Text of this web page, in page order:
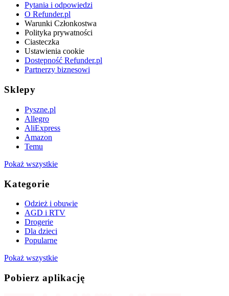
Pytania i odpowiedzi
O Refunder.pl
Warunki Członkostwa
Polityka prywatności
Ciasteczka
Ustawienia cookie
Dostępność Refunder.pl
Partnerzy biznesowi
Sklepy
Pyszne.pl
Allegro
AliExpress
Amazon
Temu
Pokaż wszystkie
Kategorie
Odzież i obuwie
AGD i RTV
Drogerie
Dla dzieci
Popularne
Pokaż wszystkie
Pobierz aplikację